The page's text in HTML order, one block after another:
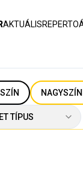
AKTUÁLIS
TÍPUS